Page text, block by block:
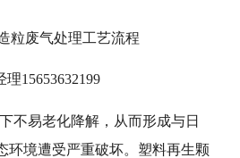
粒废气处理工艺流程
理15653632199
不易老化降解，从而形成与日
环境遭受严重破坏。塑料再生颗